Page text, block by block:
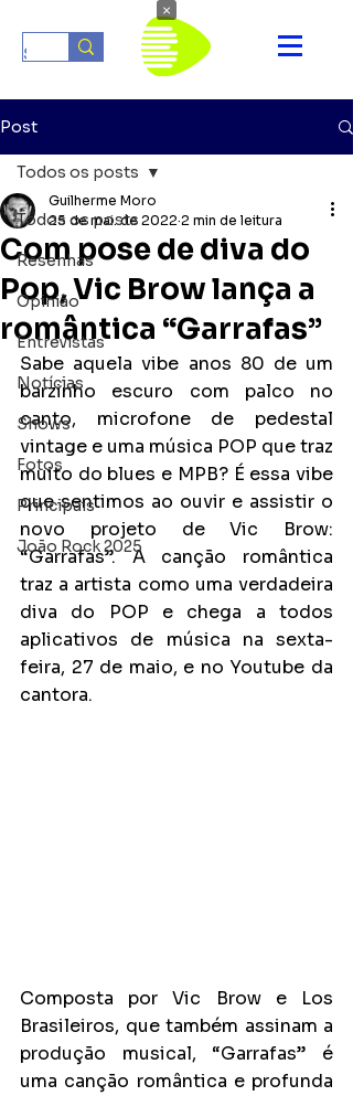
Post
Todos os posts
Resenhas
Opinião
Entrevistas
Notícias
Shows
Fotos
Principais
João Rock 2025
Todos os posts
Com pose de diva do
Pop, Vic Brow lança a
romântica “Garrafas”
Guilherme Moro
25 de mai. de 2022 2 min de leitura
Sabe aquela vibe anos 80 de um
barzinho escuro com palco no
canto, microfone de pedestal
vintage e uma música POP que traz
muito do blues e MPB? É essa vibe
que sentimos ao ouvir e assistir o
novo projeto de Vic Brow:
“Garrafas”. A canção romântica
traz a artista como uma verdadeira
diva do POP e chega a todos
aplicativos de música na sexta-
feira, 27 de maio, e no Youtube da
cantora.
Composta por Vic Brow e Los
Brasileiros, que também assinam a
produção musical, “Garrafas” é
uma canção romântica e profunda
×